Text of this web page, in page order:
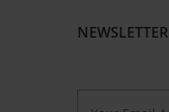
NEWSLETTER